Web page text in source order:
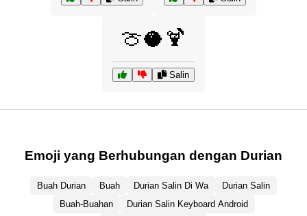
🍈🥥🍹
Salin
Emoji yang Berhubungan dengan Durian
Buah Durian Buah Durian Salin Di Wa
Durian Salin
Buah-Buahan
Durian Salin Keyboard Android